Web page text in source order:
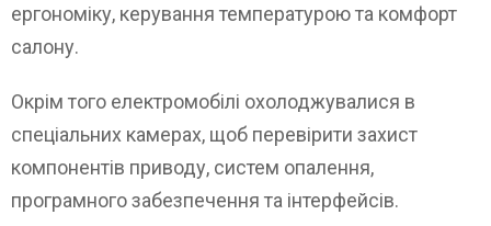
ергономіку, керування температурою та комфорт
салону.
Окрім того електромобілі охолоджувалися в
спеціальних камерах, щоб перевірити захист
компонентів приводу, систем опалення,
програмного забезпечення та інтерфейсів.